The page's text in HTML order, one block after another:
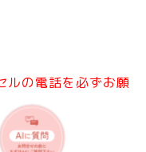
ルの電話を必ずお願